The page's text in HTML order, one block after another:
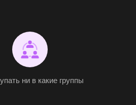
ни в какие группы